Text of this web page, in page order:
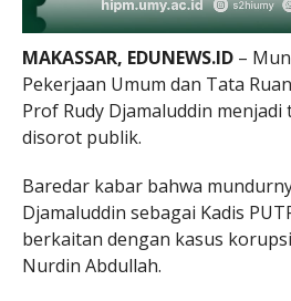
MAKASSAR, EDUNEWS.ID–
Pekerjaan Umum dan Tata
Prof Rudy Djamaluddin menjadi
disorot publik.
Baredar kabar bahwa
Djamaluddin sebagai Kadis
berkaitan dengan kasus
Nurdin Abdullah.